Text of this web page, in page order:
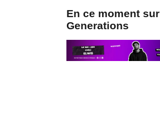
En ce moment sur
Generations